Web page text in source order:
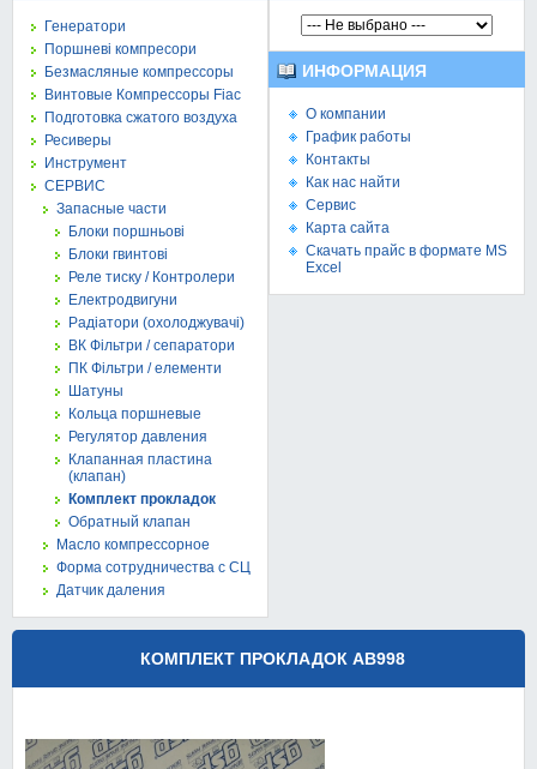
Генератори
Поршневі компресори
Безмасляные компрессоры
Винтовые Компрессоры Fiac
Подготовка сжатого воздуха
Ресиверы
Инструмент
СЕРВИС
Запасные части
Блоки поршньові
Блоки гвинтові
Реле тиску / Контролери
Електродвигуни
Радіатори (охолоджувачі)
ВК Фільтри / сепаратори
ПК Фільтри / елементи
Шатуны
Кольца поршневые
Регулятор давления
Клапанная пластина
(клапан)
Комплект прокладок
Обратный клапан
Масло компрессорное
Форма сотрудничества с СЦ
Датчик даления
ИНФОРМАЦИЯ
О компании
График работы
Контакты
Как нас найти
Сервис
Карта сайта
Скачать прайс в формате MS
Excel
КОМПЛЕКТ ПРОКЛАДОК АВ998